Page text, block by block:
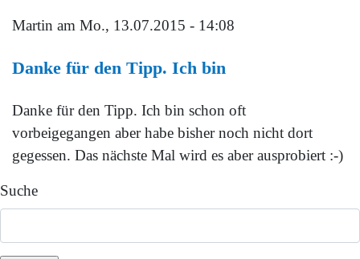
Martin am Mo., 13.07.2015 - 14:08
Danke für den Tipp. Ich bin
Danke für den Tipp. Ich bin schon oft
vorbeigegangen aber habe bisher noch nicht dort
gegessen. Das nächste Mal wird es aber ausprobiert :-)
Suche